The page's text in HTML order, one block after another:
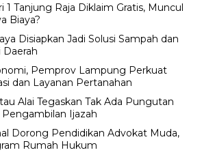
Tanjung Raja Diklaim Gratis, Muncul
Biaya?
Disiapkan Jadi Solusi Sampah dan
Pemprov Lampung Perkuat
dan Layanan Pertanahan
Alai Tegaskan Tak Ada Pungutan
Ijazah
Dorong Pendidikan Advokat Muda,
Rumah Hukum